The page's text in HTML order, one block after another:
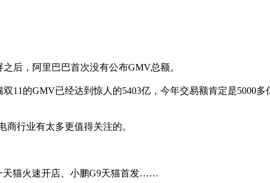
后，阿里巴巴首次没有公布GMV总额。
的GMV已经达到惊人的5403亿，今年交易额肯定是5000
行业有太多更值得关注的。
天猫火速开店、小鹏G9天猫首发……